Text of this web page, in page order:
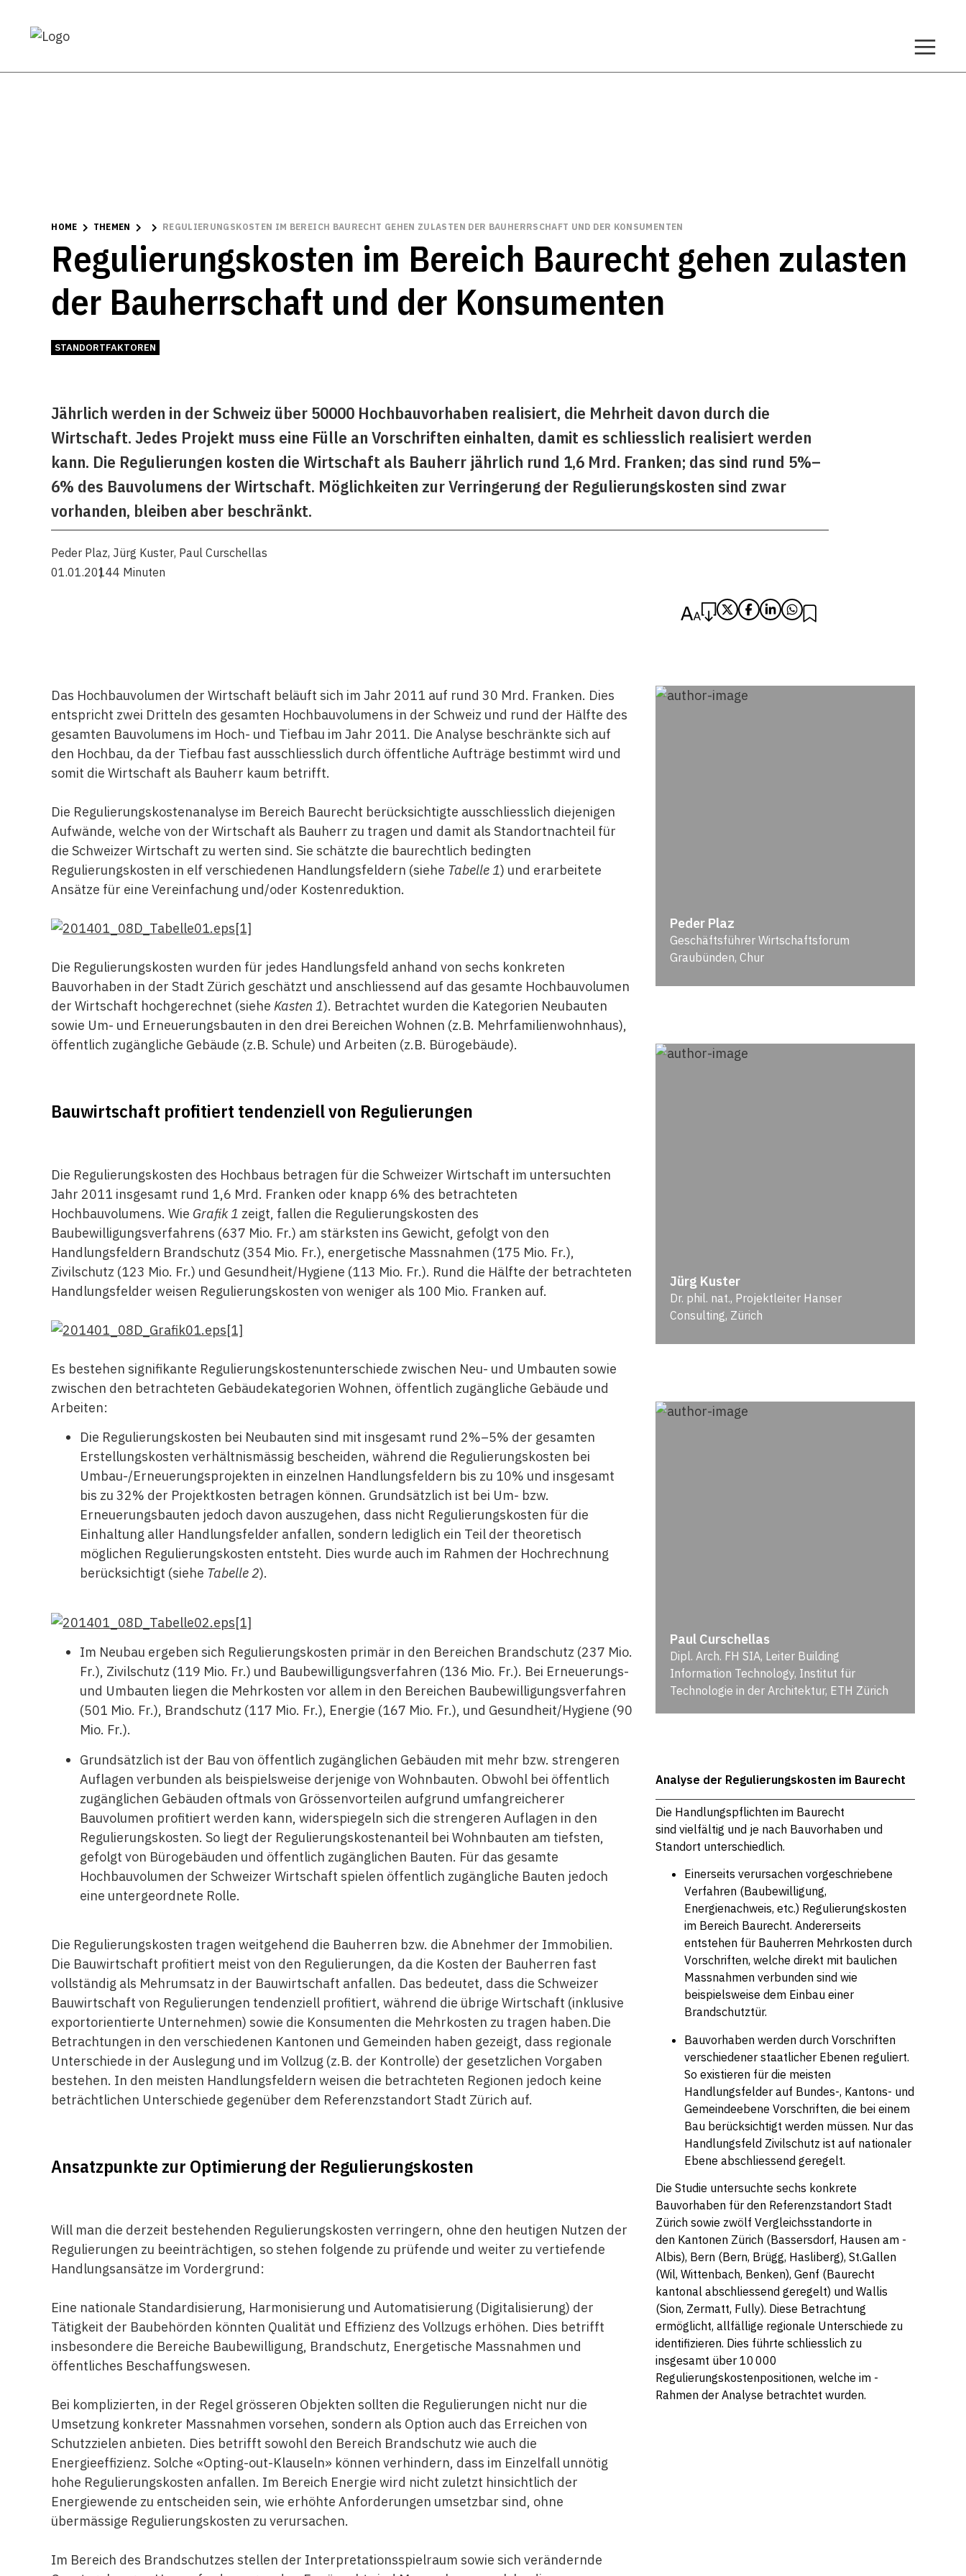
HOME THEMEN REGULIERUNGSKOSTEN IM BEREICH BAURECHT GEHEN ZULASTEN DER BAUHERRSCHAFT UND DER KONSUMENTEN
Regulierungskosten im Bereich Baurecht gehen zulasten
der Bauherrschaft und der Konsumenten
STANDORTFAKTOREN
Jährlich werden in der Schweiz über 50000 Hochbauvorhaben realisiert, die Mehrheit davon durch die
Wirtschaft. Jedes Projekt muss eine Fülle an Vorschriften einhalten, damit es schliesslich realisiert werden
kann. Die Regulierungen kosten die Wirtschaft als Bauherr jährlich rund 1,6 Mrd. Franken; das sind rund 5%–
6% des Bauvolumens der Wirtschaft. Möglichkeiten zur Verringerung der Regulierungskosten sind zwar
vorhanden, bleiben aber beschränkt.
Peder Plaz, Jürg Kuster, Paul Curschellas
01.01.20144 Minuten
Das Hochbauvolumen der Wirtschaft beläuft sich im Jahr 2011 auf rund 30 Mrd. Franken. Dies
entspricht zwei Dritteln des gesamten Hochbauvolumens in der Schweiz und rund der Hälfte des
gesamten Bauvolumens im Hoch- und Tiefbau im Jahr 2011. Die Analyse beschränkte sich auf
den Hochbau, da der Tiefbau fast ausschliesslich durch öffentliche Aufträge bestimmt wird und
somit die Wirtschaft als Bauherr kaum betrifft.
Die Regulierungskostenanalyse im Bereich Baurecht berücksichtigte ausschliesslich diejenigen
Aufwände, welche von der Wirtschaft als Bauherr zu tragen und damit als Standortnachteil für
die Schweizer Wirtschaft zu werten sind. Sie schätzte die baurechtlich bedingten
Regulierungskosten in elf verschiedenen Handlungsfeldern (siehe Tabelle 1) und erarbeitete
Ansätze für eine Vereinfachung und/oder Kostenreduktion.
Die Regulierungskosten wurden für jedes Handlungsfeld anhand von sechs konkreten
Bauvorhaben in der Stadt Zürich geschätzt und anschliessend auf das gesamte Hochbauvolumen
der Wirtschaft hochgerechnet (sieheKasten 1). Betrachtet wurden die Kategorien Neubauten
sowie Um- und Erneuerungsbauten in den drei Bereichen Wohnen (z.B. Mehrfamilienwohnhaus),
öffentlich zugängliche Gebäude (z.B. Schule) und Arbeiten (z.B. Bürogebäude).
Bauwirtschaft profitiert tendenziell von Regulierungen
Die Regulierungskosten des Hochbaus betragen für die Schweizer Wirtschaft im ­untersuchten
Jahr 2011 insgesamt rund 1,6 Mrd. Franken oder knapp 6% des betrachteten
Hochbauvolumens. Wie Grafik 1 zeigt, fallen die Regulierungskosten des
Baubewilligungsverfahrens (637 Mio. Fr.) am stärksten ins Gewicht, gefolgt von den
Handlungsfeldern Brandschutz (354 Mio. Fr.), energetische Massnahmen (175 Mio. Fr.),
Zivilschutz (123 Mio. Fr.) und Gesundheit/Hygiene (113 Mio. Fr.). Rund die Hälfte der betrachteten
Handlungsfelder weisen Regulierungskosten von weniger als 100 Mio. Franken auf.
Es bestehen signifikante Regulierungskostenunterschiede zwischen Neu- und Umbauten sowie
zwischen den betrachteten Gebäudekategorien Wohnen, öffentlich zugängliche Gebäude und
Arbeiten:
Die Regulierungskosten bei Neubauten sind mit insgesamt rund 2%–5% der ­gesamten
Erstellungskosten verhältnismässig bescheiden, während die Regulierungskosten bei
Umbau-/Erneuerungsprojekten in einzelnen Handlungsfeldern bis zu 10% und insgesamt
bis zu 32% der Projektkosten betragen können. Grundsätzlich ist bei Um- bzw.
Erneuerungsbauten jedoch davon auszugehen, dass nicht Regulierungskosten für die
Einhaltung aller Handlungsfelder anfallen, sondern lediglich ein Teil der theoretisch
möglichen Regulierungskosten entsteht. Dies wurde auch im Rahmen der Hochrechnung
berücksichtigt (siehe Tabelle 2).
Im Neubau ergeben sich Regulierungskosten primär in den Bereichen Brandschutz (237 Mio.
Fr.), Zivilschutz (119 Mio. Fr.) und Baubewilligungsverfahren (136 Mio. Fr.). Bei Erneuerungs-
und Umbauten liegen die Mehrkosten vor allem in den Bereichen Baubewilligungsverfahren
(501 Mio. Fr.), Brandschutz (117 Mio. Fr.), Energie (167 Mio. Fr.), und Gesundheit/Hygiene (90
Mio. Fr.).
Grundsätzlich ist der Bau von öffentlich zugänglichen Gebäuden mit mehr bzw. strengeren
Auflagen verbunden als beispielsweise derjenige von Wohnbauten. Obwohl bei öffentlich
zugänglichen Gebäuden oftmals von Grössenvorteilen aufgrund umfangreicherer
Bauvolumen profitiert werden kann, widerspiegeln sich die strengeren Auflagen in den
Regulierungskosten. So liegt der Regulierungskostenanteil bei Wohnbauten am tiefsten,
gefolgt von Bürogebäuden und öffentlich zugänglichen Bauten. Für das gesamte
Hochbauvolumen der Schweizer Wirtschaft spielen öffentlich zugängliche Bauten jedoch
eine untergeordnete Rolle.
Die Regulierungskosten tragen weitgehend die Bauherren bzw. die Abnehmer der Immobilien.
Die Bauwirtschaft profitiert meist von den Regulierungen, da die Kosten der Bauherren fast
vollständig als Mehrumsatz in der Bauwirtschaft anfallen. Das bedeutet, dass die Schweizer
Bauwirtschaft von Regulierungen tendenziell profitiert, während die übrige Wirtschaft (inklusive
exportorientierte Unternehmen) sowie die Konsumenten die Mehrkosten zu tragen haben.Die
Betrachtungen in den verschiedenen Kantonen und Gemeinden haben gezeigt, dass regionale
Unterschiede in der Auslegung und im Vollzug (z.B. der Kontrolle) der gesetzlichen Vorgaben
bestehen. In den meisten Handlungsfeldern weisen die betrachteten Regionen jedoch keine
beträchtlichen Unterschiede gegenüber dem Referenzstandort Stadt Zürich auf.
Ansatzpunkte zur Optimierung der ­Regulierungskosten
Will man die derzeit bestehenden Regulierungskosten verringern, ohne den heutigen Nutzen der
Regulierungen zu beeinträchtigen, so stehen folgende zu prüfende und weiter zu vertiefende
Handlungsansätze im Vordergrund:
Eine nationale Standardisierung, Harmonisierung und Automatisierung (Digitalisierung) der
Tätigkeit der Baubehörden könnten Qualität und Effizienz des Vollzugs erhöhen. Dies betrifft
insbesondere die Bereiche Baubewilligung, Brandschutz, Energetische Massnahmen und
öffentliches Beschaffungswesen.
Bei komplizierten, in der Regel grösseren Objekten sollten die Regulierungen nicht nur die
Umsetzung konkreter Massnahmen vorsehen, sondern als Option auch das Erreichen von
Schutzzielen anbieten. Dies betrifft sowohl den Bereich Brandschutz wie auch die
Energieeffizienz. Solche «Opting-out-Klauseln» können verhindern, dass im Einzelfall unnötig
hohe Regulierungskosten anfallen. Im Bereich Energie wird nicht zuletzt hinsichtlich der
Energiewende zu entscheiden sein, wie erhöhte Anforderungen umsetzbar sind, ohne
übermässige Regulierungskosten zu verursachen.
Im Bereich des Brandschutzes stellen der Interpretationsspielraum sowie sich verändernde
Peder Plaz
Geschäftsführer Wirtschaftsforum
Graubünden, Chur
Jürg Kuster
Dr. phil. nat., Projektleiter Hanser
Consulting, Zürich
Paul Curschellas
Dipl. Arch. FH SIA, Leiter Building
Information Technology, Institut für
Technologie in der ­Architektur, ETH Zürich
Analyse der Regulierungskosten im Baurecht
Die Handlungspflichten im Baurecht
sind vielfältig und je nach Bauvorhaben und
Standort unterschiedlich.
Einerseits verursachen vorgeschriebene
Verfahren (Baubewilligung,
Energienachweis, etc.) Regulierungskosten
im Bereich Baurecht. Andererseits
entstehen für Bauherren Mehrkosten durch
Vorschriften, welche direkt mit baulichen
Massnahmen verbunden sind wie
beispielsweise dem Einbau einer
Brandschutztür.
Bauvorhaben werden durch Vorschriften
verschiedener staatlicher Ebenen reguliert.
So existieren für die meisten
Handlungsfelder auf Bundes-, Kantons- und
Gemeindeebene Vorschriften, die bei einem
Bau berücksichtigt werden müssen. Nur das
Handlungsfeld Zivilschutz ist auf nationaler
Ebene abschliessend geregelt.
Die Studie untersuchte sechs konkrete
Bauvorhaben für den Referenzstandort Stadt
Zürich sowie zwölf Vergleichsstandorte in
den Kantonen Zürich (Bassersdorf, Hausen am ­
Albis), Bern (Bern, Brügg, Hasliberg), St.Gallen
(Wil, Wittenbach, Benken), Genf (Baurecht
kantonal abschliessend geregelt) und Wallis
(Sion, Zermatt, Fully). Diese Betrachtung
ermöglicht, allfällige regionale ­Unterschiede zu
identifizieren. Dies führte schliesslich zu
insgesamt über 10 000
Regulierungskostenpositionen, welche im ­
Rahmen der Analyse betrachtet wurden.